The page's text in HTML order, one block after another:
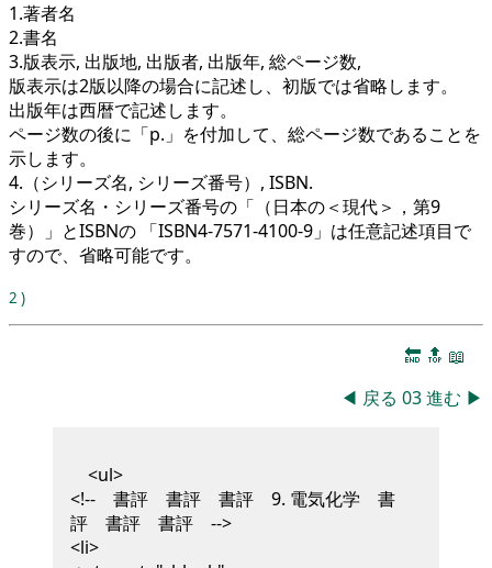
1.著者名
2.書名
3.版表示, 出版地, 出版者, 出版年, 総ページ数,
版表示は2版以降の場合に記述し、初版では省略します。
出版年は西暦で記述します。
ページ数の後に「p.」を付加して、総ページ数であることを
示します。
4.（シリーズ名, シリーズ番号）, ISBN.
シリーズ名・シリーズ番号の「（日本の＜現代＞，第9
巻）」とISBNの 「ISBN4-7571-4100-9」は任意記述項目で
すので、省略可能です。
2 )
🔚 🔝 📖
◀ 戻る 03進む ▶
<ul>
<!-- 書評 書評 書評 9. 電気化学 書
評 書評 書評 -->
<li>